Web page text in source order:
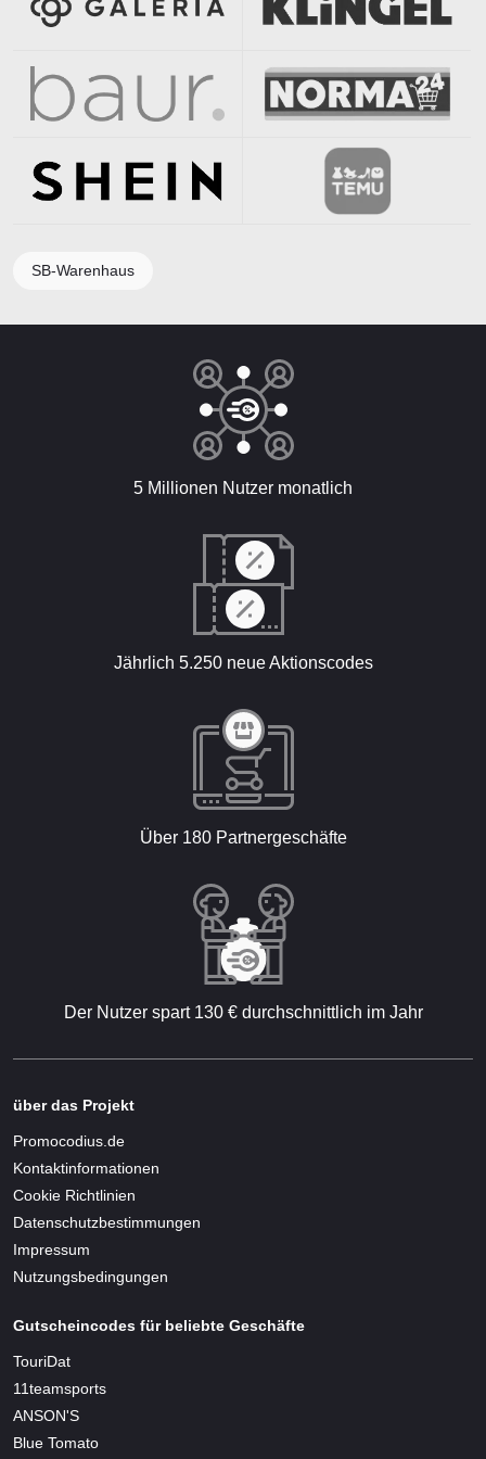
SB-Warenhaus
5 Millionen Nutzer monatlich
Jährlich 5.250 neue Aktionscodes
Über 180 Partnergeschäfte
Der Nutzer spart 130 € durchschnittlich im Jahr
über das Projekt
Promocodius.de
Kontaktinformationen
Cookie Richtlinien
Datenschutzbestimmungen
Impressum
Nutzungsbedingungen
Gutscheincodes für beliebte Geschäfte
TouriDat
11teamsports
ANSON'S
Blue Tomato